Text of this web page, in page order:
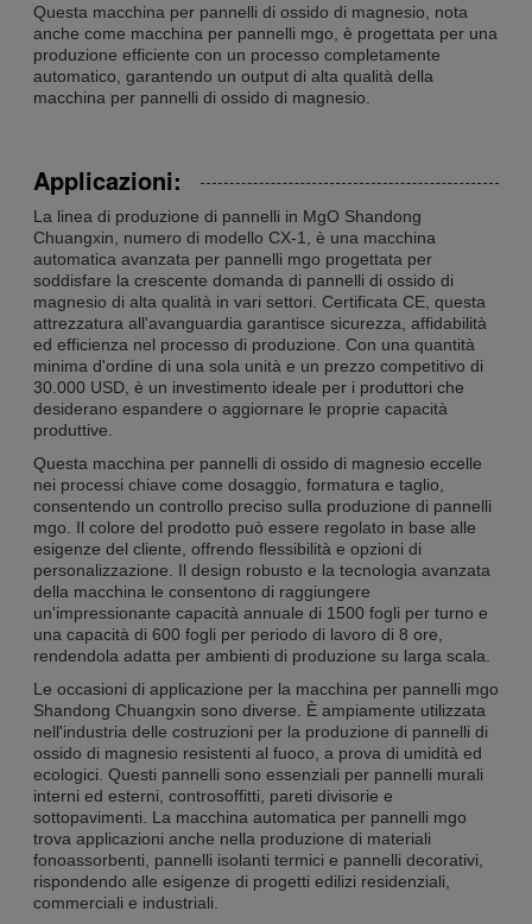
Questa macchina per pannelli di ossido di magnesio, nota
anche come macchina per pannelli mgo, è progettata per una
produzione efficiente con un processo completamente
automatico, garantendo un output di alta qualità della
macchina per pannelli di ossido di magnesio.
Applicazioni:
La linea di produzione di pannelli in MgO Shandong
Chuangxin, numero di modello CX-1, è una macchina
automatica avanzata per pannelli mgo progettata per
soddisfare la crescente domanda di pannelli di ossido di
magnesio di alta qualità in vari settori. Certificata CE, questa
attrezzatura all'avanguardia garantisce sicurezza, affidabilità
ed efficienza nel processo di produzione. Con una quantità
minima d'ordine di una sola unità e un prezzo competitivo di
30.000 USD, è un investimento ideale per i produttori che
desiderano espandere o aggiornare le proprie capacità
produttive.
Questa macchina per pannelli di ossido di magnesio eccelle
nei processi chiave come dosaggio, formatura e taglio,
consentendo un controllo preciso sulla produzione di pannelli
mgo. Il colore del prodotto può essere regolato in base alle
esigenze del cliente, offrendo flessibilità e opzioni di
personalizzazione. Il design robusto e la tecnologia avanzata
della macchina le consentono di raggiungere
un'impressionante capacità annuale di 1500 fogli per turno e
una capacità di 600 fogli per periodo di lavoro di 8 ore,
rendendola adatta per ambienti di produzione su larga scala.
Le occasioni di applicazione per la macchina per pannelli mgo
Shandong Chuangxin sono diverse. È ampiamente utilizzata
nell'industria delle costruzioni per la produzione di pannelli di
ossido di magnesio resistenti al fuoco, a prova di umidità ed
ecologici. Questi pannelli sono essenziali per pannelli murali
interni ed esterni, controsoffitti, pareti divisorie e
sottopavimenti. La macchina automatica per pannelli mgo
trova applicazioni anche nella produzione di materiali
fonoassorbenti, pannelli isolanti termici e pannelli decorativi,
rispondendo alle esigenze di progetti edilizi residenziali,
commerciali e industriali.